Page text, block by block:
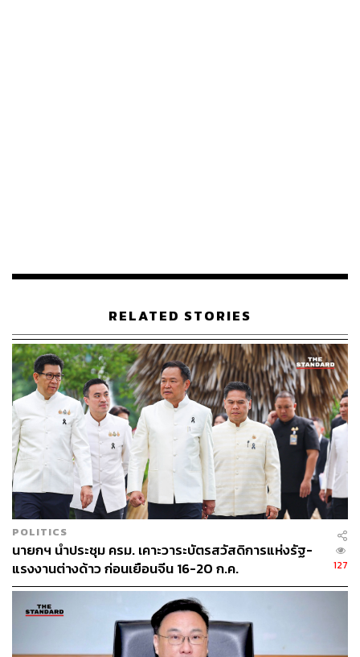
และจะยังคงมีปรากฏอยู่ตลอดไป ขณะที่ผลกระทบมีทั้งทาง
เป็น ความมั่นคงทางเศรษฐกิจ ความมั่นคงทางการเมือง
สังคม วัฒนธรรม ความมั่นคงทางสุขภาพ รวมทั้งผลกระทบ
ในทางกฎหมาย
“ระบบประกันสุขภาพถือเป็นนโยบายบรรเทาปัญหา
(mitigation) ความมั่นคงด้านสุขภาพของประเทศไทย จาก
การย้ายถิ่นของแรงงานข้ามชาติและครอบครัว เพราะปัญหา
สุขภาพของแรงงานข้ามชาติก็กระทบต่อความมั่นคงสุขภาพ
ของไทยเช่นกัน ทั้งผู้ป่วยวัณโรคดื้อยา เอชไอวี และค่าใช้จ่าย
ที่เกิดขึ้นแล้วไม่มีคนรับภาระ”
ขณะที่การสร้างระบบประกันสุขภาพให้กับแรงงานข้าม
ชาติถูกหยิบยกขึ้นมาเป็นหนึ่งในข้อเสนอการปฏิรูประบบ
สาธารณสุข ด้านการคลังสุขภาพ และระบบหลักประกัน
สุขภาพ ระยะที่หนึ่ง กรณีบุคคลที่ไม่ใช่คนไทย
และหนึ่งในข้อเสนอคือจัดความคุ้มครองด้านสุขภาพให้
แก่กลุ่มบุคคลที่มีปัญหาสถานะและสิทธิที่ไม่ใช่คนไทย​
ประกอบด้วย คนต่างด้าว นักท่องเที่ยวต่างชาติ และผู้ป่วยข้าม
แดน เพื่อความเพียงพอทางการคลังสำหรับสถานพยาบาล
ของรัฐ และความมั่นคงทางสุขภาพของคนไทย
RELATED STORIES
POLITICS
นายกฯ นำประชุม ครม. เคาะวาระบัตรสวัสดิการแห่งรัฐ-
แรงงานต่างด้าว ก่อนเยือนจีน 16-20 ก.ค.
127